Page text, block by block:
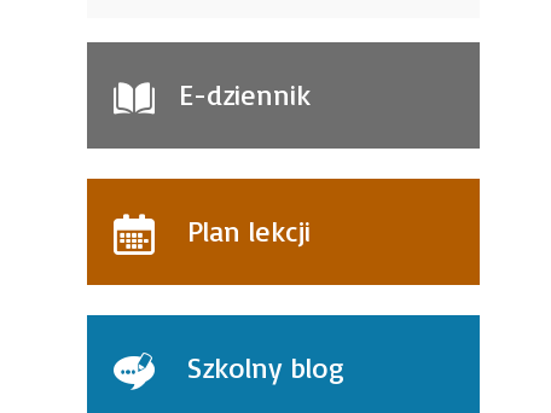
E-dziennik
Plan lekcji
Szkolny blog